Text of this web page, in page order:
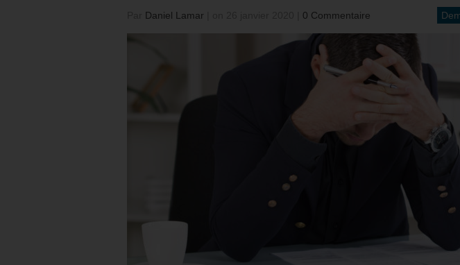
Daniel Lamar 0 Commentaire